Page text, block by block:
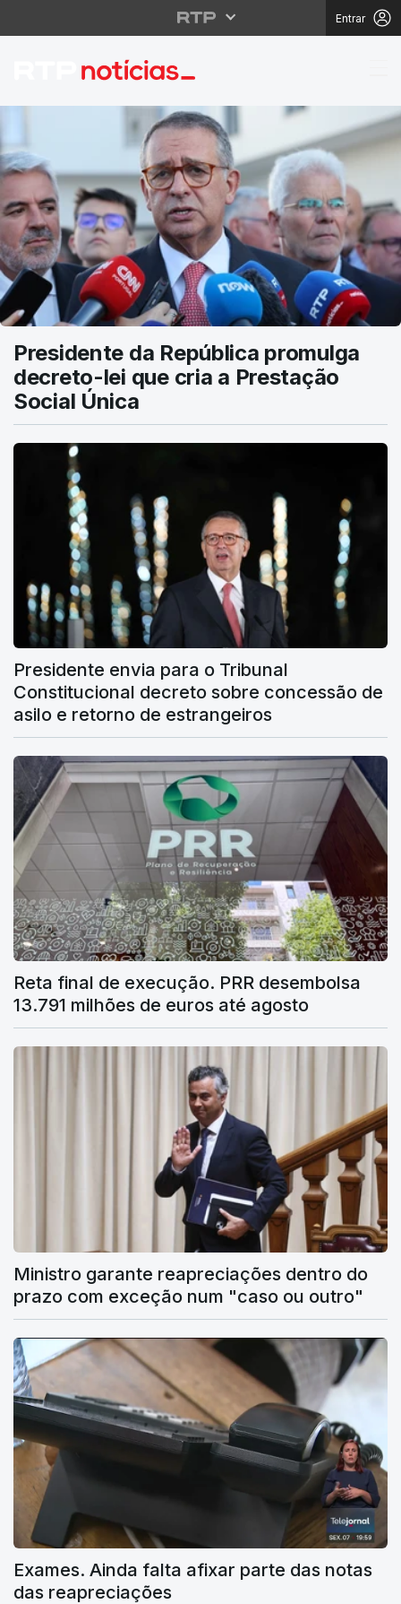
Entrar
RTP Notícias
Presidente da República promulga
decreto-lei que cria a Prestação
Social Única
Presidente envia para o Tribunal
Constitucional decreto sobre concessão de
asilo e retorno de estrangeiros
Reta final de execução. PRR desembolsa
13.791 milhões de euros até agosto
Ministro garante reapreciações dentro do
prazo com exceção num "caso ou outro"
Exames. Ainda falta afixar parte das notas
das reapreciações